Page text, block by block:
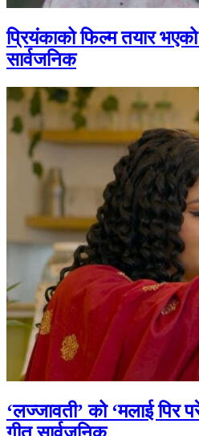
प्रियंकाको फिल्म तयार भएको
सार्वजनिक
‘लज्जावती’ को ‘मलाई पिर